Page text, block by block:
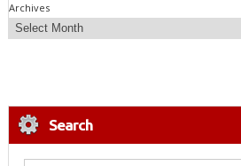
Archives
Search